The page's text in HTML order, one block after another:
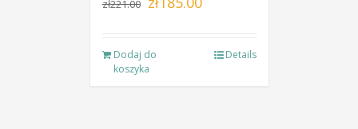
zł221.00
zł221.00.
Dodaj do
koszyka
Details